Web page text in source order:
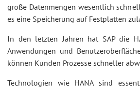
große Datenmengen wesentlich
es eine Speicherung auf Festplatten
In den letzten Jahren hat SAP die
Anwendungen und
können Kunden Prozesse schneller
Technologien wie HANA sind